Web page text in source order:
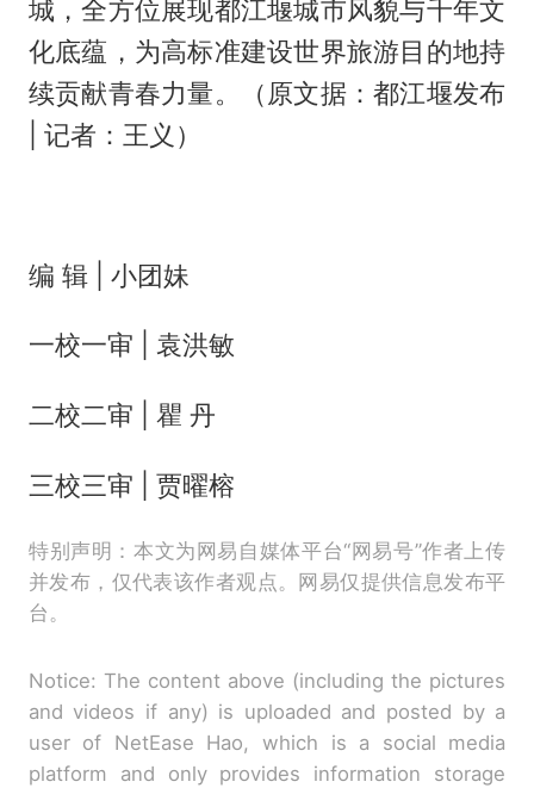
城，全方位展现都江堰城市风貌与千年文
化底蕴，为高标准建设世界旅游目的地持
续贡献青春力量。（原文据：都江堰发布
| 记者：王义）
编 辑 | 小团妹
一校一审 | 袁洪敏
二校二审 | 瞿 丹
三校三审 | 贾曜榕
特别声明：本文为网易自媒体平台“网易号”作者上传
并发布，仅代表该作者观点。网易仅提供信息发布平
台。
Notice: The content above (including the pictures
and videos if any) is uploaded and posted by a
user of NetEase Hao, which is a social media
platform and only provides information storage